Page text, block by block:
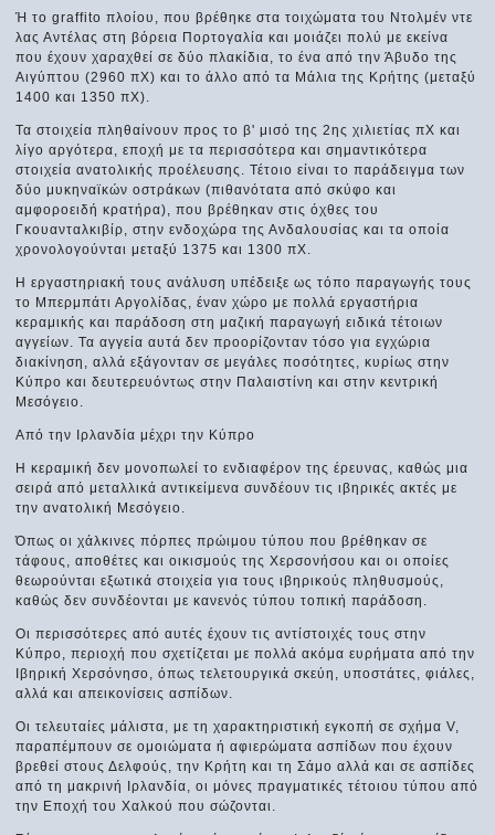
Ή το graffito πλοίου, που βρέθηκε στα τοιχώματα του Ντολμέν ντε
λας Αντέλας στη βόρεια Πορτογαλία και μοιάζει πολύ με εκείνα
που έχουν χαραχθεί σε δύο πλακίδια, το ένα από την Άβυδο της
Αιγύπτου (2960 πΧ) και το άλλο από τα Μάλια της Κρήτης (μεταξύ
1400 και 1350 πΧ).
Τα στοιχεία πληθαίνουν προς το β' μισό της 2ης χιλιετίας πΧ και
λίγο αργότερα, εποχή με τα περισσότερα και σημαντικότερα
στοιχεία ανατολικής προέλευσης. Τέτοιο είναι το παράδειγμα των
δύο μυκηναϊκών οστράκων (πιθανότατα από σκύφο και
αμφοροειδή κρατήρα), που βρέθηκαν στις όχθες του
Γκουανταλκιβίρ, στην ενδοχώρα της Ανδαλουσίας και τα οποία
χρονολογούνται μεταξύ 1375 και 1300 πΧ.
Η εργαστηριακή τους ανάλυση υπέδειξε ως τόπο παραγωγής τους
το Μπερμπάτι Αργολίδας, έναν χώρο με πολλά εργαστήρια
κεραμικής και παράδοση στη μαζική παραγωγή ειδικά τέτοιων
αγγείων. Τα αγγεία αυτά δεν προορίζονταν τόσο για εγχώρια
διακίνηση, αλλά εξάγονταν σε μεγάλες ποσότητες, κυρίως στην
Κύπρο και δευτερευόντως στην Παλαιστίνη και στην κεντρική
Μεσόγειο.
Από την Ιρλανδία μέχρι την Κύπρο
Η κεραμική δεν μονοπωλεί το ενδιαφέρον της έρευνας, καθώς μια
σειρά από μεταλλικά αντικείμενα συνδέουν τις ιβηρικές ακτές με
την ανατολική Μεσόγειο.
Όπως οι χάλκινες πόρπες πρώιμου τύπου που βρέθηκαν σε
τάφους, αποθέτες και οικισμούς της Χερσονήσου και οι οποίες
θεωρούνται εξωτικά στοιχεία για τους ιβηρικούς πληθυσμούς,
καθώς δεν συνδέονται με κανενός τύπου τοπική παράδοση.
Οι περισσότερες από αυτές έχουν τις αντίστοιχές τους στην
Κύπρο, περιοχή που σχετίζεται με πολλά ακόμα ευρήματα από την
Ιβηρική Χερσόνησο, όπως τελετουργικά σκεύη, υποστάτες, φιάλες,
αλλά και απεικονίσεις ασπίδων.
Οι τελευταίες μάλιστα, με τη χαρακτηριστική εγκοπή σε σχήμα V,
παραπέμπουν σε ομοιώματα ή αφιερώματα ασπίδων που έχουν
βρεθεί στους Δελφούς, την Κρήτη και τη Σάμο αλλά και σε ασπίδες
από τη μακρινή Ιρλανδία, οι μόνες πραγματικές τέτοιου τύπου από
την Εποχή του Χαλκού που σώζονται.